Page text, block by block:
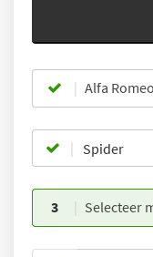
Alfa Romeo
3 Selecteer